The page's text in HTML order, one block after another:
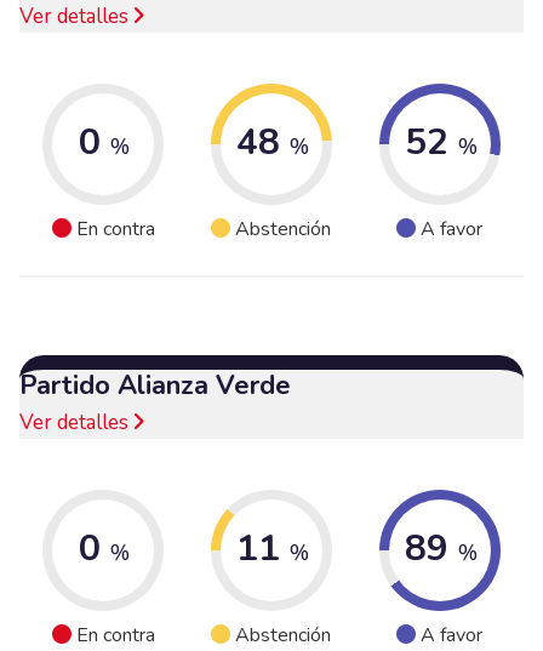
Ver detalles
0 %
En contra
48 %
Abstención
52 %
A favor
Partido Alianza Verde
Ver detalles
0 %
En contra
11 %
Abstención
89 %
A favor